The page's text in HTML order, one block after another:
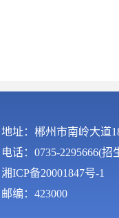
地址：郴州市南岭大
电话：0735-2295666(
湘ICP备20001847号-1
邮编：423000